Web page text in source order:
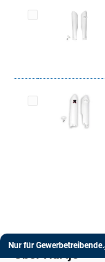
Artikel
Artikel
Nur für Gewerbetreibende.